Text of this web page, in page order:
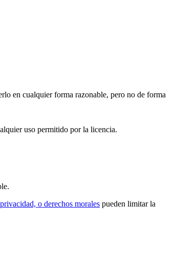
en cualquier forma razonable, pero no de forma
uso permitido por la licencia.
o derechos morales pueden limitar la